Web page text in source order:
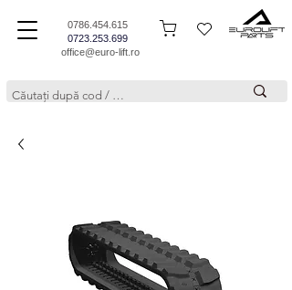
0786.454.615
0723.253.699
office@euro-lift.ro